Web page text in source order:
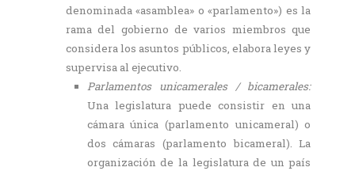
denominada «asamblea» o «parlamento») es la
rama del gobierno de varios miembros que
considera los asuntos públicos, elabora leyes y
supervisa al ejecutivo.
Parlamentos unicamerales / bicamerales:
Una legislatura puede consistir en una
cámara única (parlamento unicameral) o
dos cámaras (parlamento bicameral). La
organización de la legislatura de un país